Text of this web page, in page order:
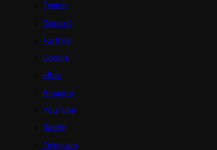
Twitch
Discord
Fortnite
Google
eBay
Amazon
YouTube
Reddit
Telegram